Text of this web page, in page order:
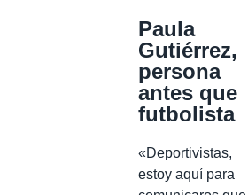
Paula
Gutiérrez,
persona
antes que
futbolista
«Deportivistas,
estoy aquí para